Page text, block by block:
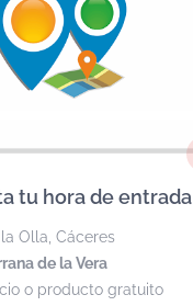
tu hora de entrada
Olla Cáceres
de la Vera
o producto gratuito